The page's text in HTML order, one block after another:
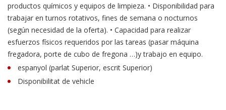
productos químicos y equipos de limpieza. • Disponibilidad para
trabajar en turnos rotativos, fines de semana o nocturnos
(según necesidad de la oferta). • Capacidad para realizar
esfuerzos físicos requeridos por las tareas (pasar máquina
fregadora, porte de cubo de fregona …)y trabajo en equipo.
espanyol (parlat Superior, escrit Superior)
Disponibilitat de vehicle